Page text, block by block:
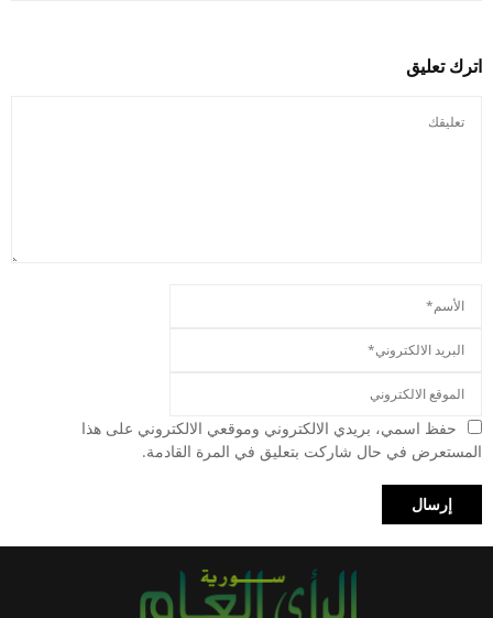
اترك تعليق
حفظ اسمي، بريدي الالكتروني وموقعي الالكتروني على هذا
المستعرض في حال شاركت بتعليق في المرة القادمة.